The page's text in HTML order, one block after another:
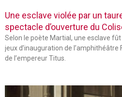
Une esclave violée par un
spectacle d’ouverture du
Selon le poète Martial, une esclave
jeux d’inauguration de l’amphithéâtre
de l’empereur Titus.